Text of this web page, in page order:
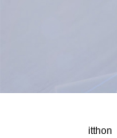
itthon